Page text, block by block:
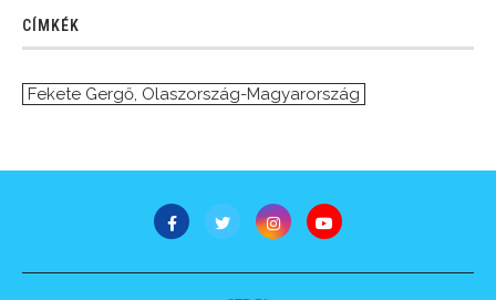
CÍMKÉK
Fekete Gergő, Olaszország-Magyarország